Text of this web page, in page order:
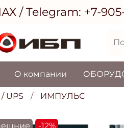
/ Telegram: +7-
О компании
UPS ИМПУЛЬС
-12%